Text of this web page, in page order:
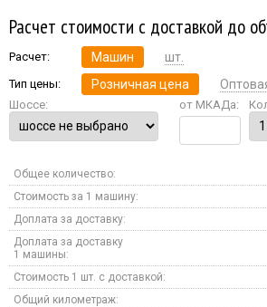
Расчет стоимости с доставкой до
Расчет: Машин шт.
Тип цены: Розничная цена
Шоссе: от МКАДа:
Общее количество:
Стоимость за 1 машину:
Доплата за доставку:
Доплата за доставку
1 машины:
Стоимость 1 шт. с доставкой:
Общий километраж: